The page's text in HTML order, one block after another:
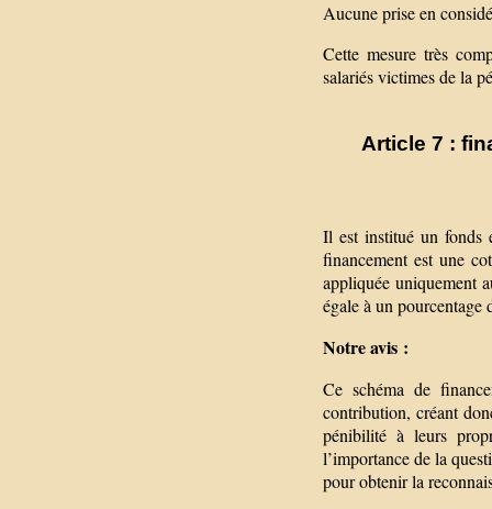
Aucune prise en
Cette mesure très
salariés victimes de la
Article 7 :
Il est institué un fonds
financement est une
appliquée uniquement
égale à un pourcentage
Notre avis :
Ce schéma de
contribution, créant
pénibilité à leurs
l’importance de la
pour obtenir la